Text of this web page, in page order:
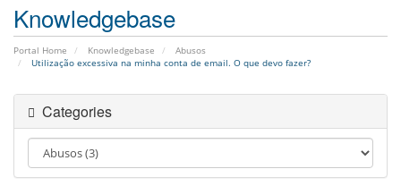
e
a
t
i
Knowledgebase
Portal Home Knowledgebase
Abusos
Utilização excessiva na minha conta de email. O que devo fazer?
Categories